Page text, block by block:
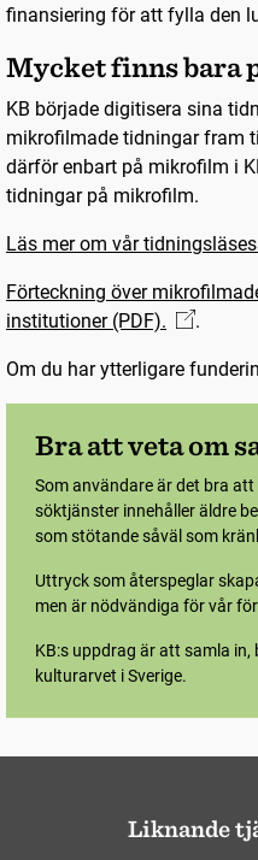
finansiering för att fylla den
Mycket finns bara
KB började digitisera sina
mikrofilmade tidningar fram
därför enbart på mikrofilm i
tidningar på mikrofilm.
Läs mer om vår
Förteckning över
institutioner (PDF).
.
Om du har ytterligare
Bra att veta om
Som användare är det bra
söktjänster innehåller äldre
som stötande såväl som
Uttryck som återspeglar
men är nödvändiga för vår
KB:s uppdrag är att samla
kulturarvet i Sverige.
Liknande